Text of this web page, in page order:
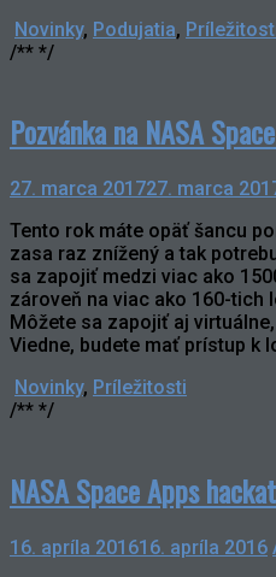
Novinky, Podujatia,
/** */
Pozvánka na NASA
27. marca 201727. marca
Tento rok máte opäť šancu
zasa raz znížený a tak
sa zapojiť medzi viac ako
zároveň na viac ako 160-tich
Môžete sa zapojiť aj
Viedne, budete mať prístup k
Novinky, Príležitosti
/** */
NASA Space Apps
16. apríla 201616. apríla 2016